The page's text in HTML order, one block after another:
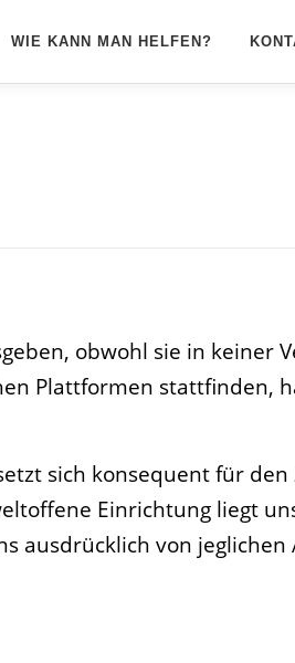
WIE KANN MAN HELFEN?
obwohl sie in keiner
Plattformen stattfinden,
sich konsequent für
Einrichtung liegt
ausdrücklich von jeglichen